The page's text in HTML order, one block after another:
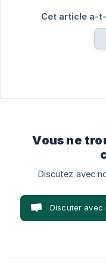
Cet article a-
Vous ne
Discutez avec
Discuter avec